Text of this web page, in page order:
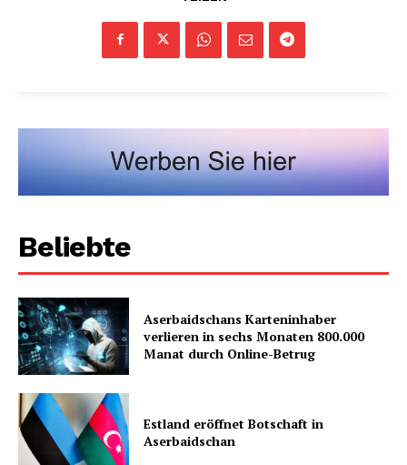
Beliebte
Aserbaidschans Karteninhaber
verlieren in sechs Monaten 800.000
Manat durch Online-Betrug
Estland eröffnet Botschaft in
Aserbaidschan